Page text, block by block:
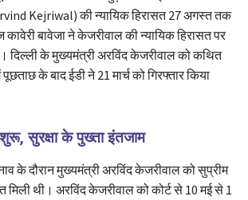
Kejriwal) की न्यायिक हिरासत 27 अगस्त तक
बावेजा ने केजरीवाल की न्यायिक हिरासत पर
दिल्ली के मुख्यमंत्री अरविंद केजरीवाल को कथित
के बाद ईडी ने 21 मार्च को गिरफ्तार किया
शुरू, सुरक्षा के पुख्ता इंतजाम
के दौरान मुख्यमंत्री अरविंद केजरीवाल को सुप्रीम
मिली थी। अरविंद केजरीवाल को कोर्ट से 10 मई से 1